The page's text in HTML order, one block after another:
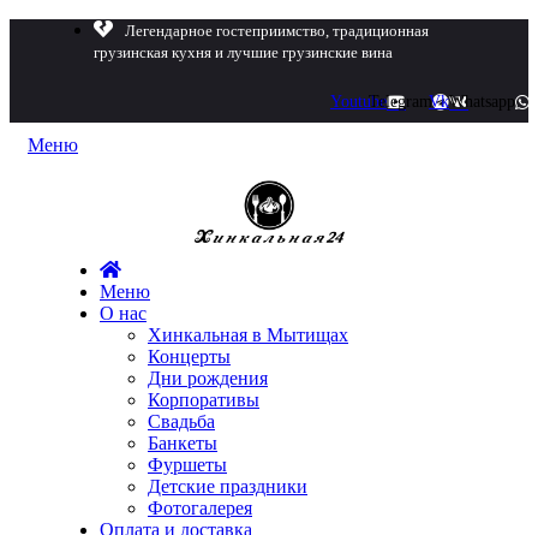
Легендарное гостеприимство, традиционная
грузинская кухня и лучшие грузинские вина
YoutubeTelegramVkWhatsapp
Меню
Меню
О нас
Хинкальная в Мытищах
Концерты
Дни рождения
Корпоративы
Свадьба
Банкеты
Фуршеты
Детские праздники
Фотогалерея
Оплата и доставка